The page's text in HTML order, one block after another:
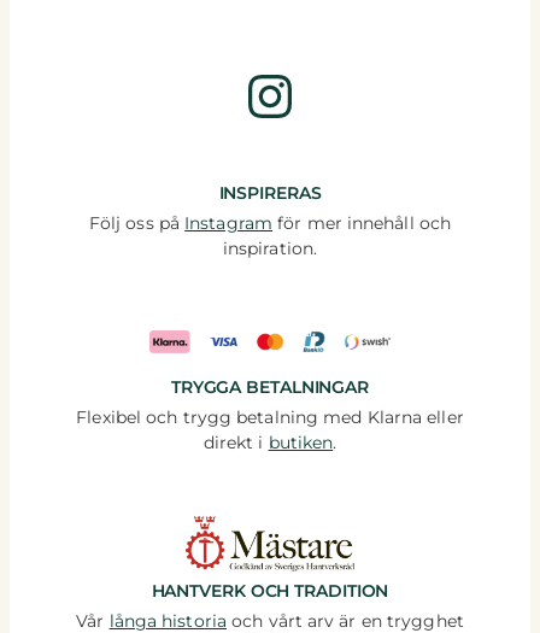
Instagram
INSPIRERAS
Följ oss på Instagram för mer innehåll och
inspiration.
TRYGGA BETALNINGAR
Flexibel och trygg betalning med Klarna eller
direkt i butiken.
HANTVERK OCH TRADITION
Vår långa historia och vårt arv är en trygghet